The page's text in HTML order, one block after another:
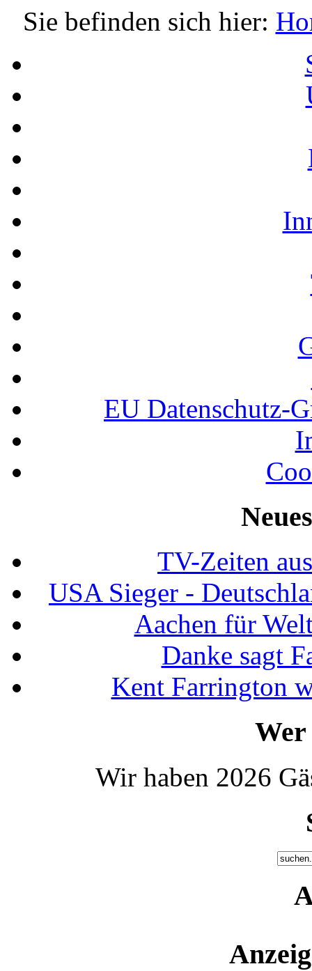
Sie befinden sich hier:
EU Datenschutz-
TV-Zeiten
USA Sieger -
Aachen für
Danke sagt
Kent Farrington
Wir haben 2026